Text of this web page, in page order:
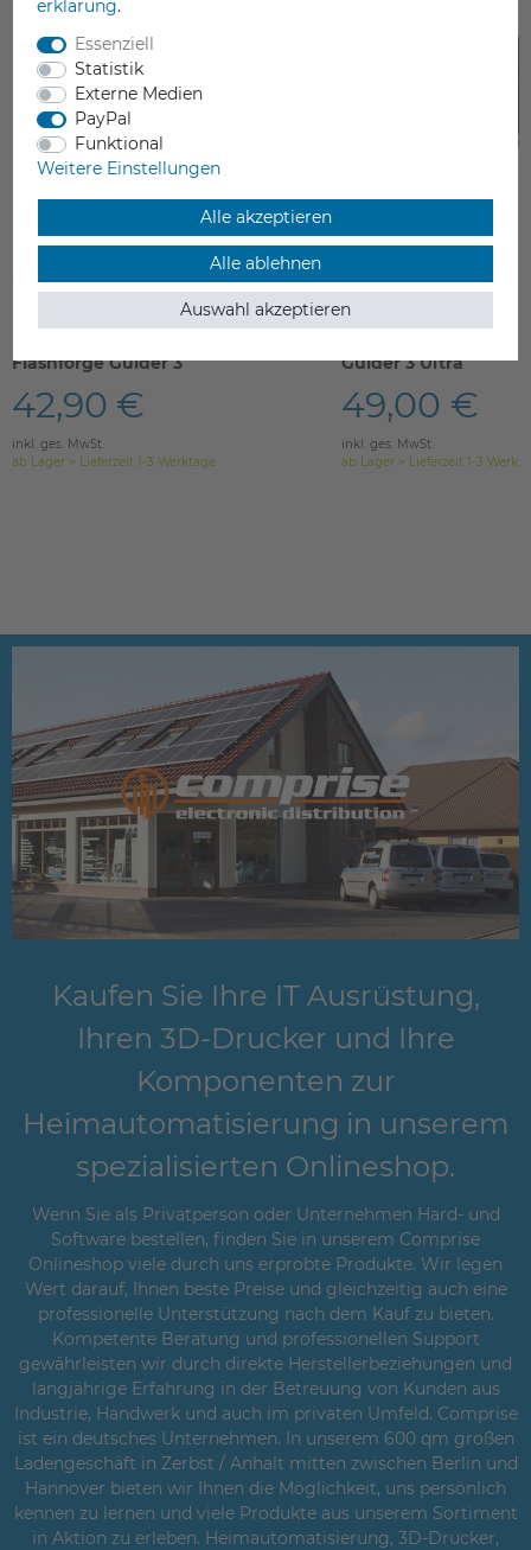
Flashforge Guider 3
42,90 €
inkl. ges. MwSt.
ab Lager > Lieferzeit 1-3 Werktage
Guider 3 Ultra
49,00 €
inkl. ges. MwSt.
ab Lager > Lieferzeit 1-3
Kaufen Sie Ihre IT Ausrüstung,
Ihren 3D-Drucker und Ihre
Komponenten zur
Heimautomatisierung in unserem
spezialisierten Onlineshop.
Wenn Sie als Privatperson oder Unternehmen Hard- und
Software bestellen, finden Sie in unserem Comprise
Onlineshop viele durch uns erprobte Produkte. Wir legen
Wert darauf, Ihnen beste Preise und gleichzeitig auch eine
professionelle Unterstützung nach dem Kauf zu bieten.
Kompetente Beratung und professionellen Support
gewährleisten wir durch direkte Herstellerbeziehungen und
langjährige Erfahrung in der Betreuung von Kunden aus
Industrie, Handwerk und auch im privaten Umfeld. Comprise
ist ein deutsches Unternehmen. In unserem 600 qm großen
Ladengeschäft in Zerbst / Anhalt mitten zwischen Berlin und
Hannover bieten wir Ihnen die Möglichkeit, uns persönlich
kennen zu lernen und viele Produkte aus unserem Sortiment
in Aktion zu erleben. Heimautomatisierung, 3D-Drucker,
erklärung.
Essenziell
Statistik
Externe Medien
PayPal
Funktional
Weitere Einstellungen
Alle akzeptieren
Alle ablehnen
Auswahl akzeptieren